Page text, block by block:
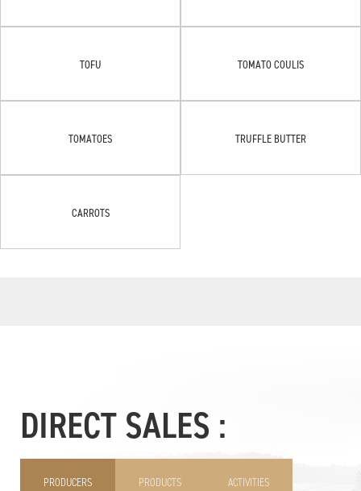
TOFU TOMATO COULIS
TOMATOES TRUFFLE BUTTER
CARROTS
DIRECT SALES :
PRODUCERS PRODUCTS ACTIVITIES